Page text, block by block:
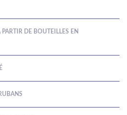
DE BOUTEILLES EN